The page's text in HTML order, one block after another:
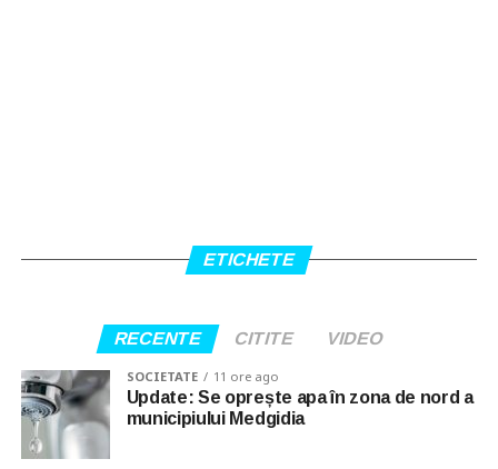
ETICHETE
RECENTE CITITE VIDEO
SOCIETATE 11 ore ago
Update: Se oprește apa în zona de nord a
municipiului Medgidia